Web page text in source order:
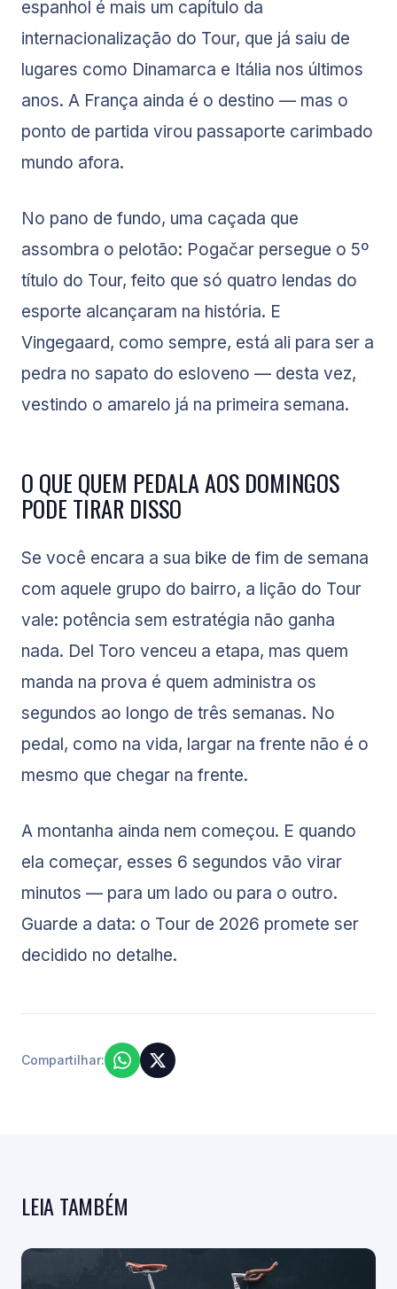
espanhol é mais um capítulo da
internacionalização do Tour, que já saiu de
lugares como Dinamarca e Itália nos últimos
anos. A França ainda é o destino — mas o
ponto de partida virou passaporte carimbado
mundo afora.
No pano de fundo, uma caçada que
assombra o pelotão: Pogačar persegue o 5º
título do Tour, feito que só quatro lendas do
esporte alcançaram na história. E
Vingegaard, como sempre, está ali para ser a
pedra no sapato do esloveno — desta vez,
vestindo o amarelo já na primeira semana.
O QUE QUEM PEDALA AOS DOMINGOS
PODE TIRAR DISSO
Se você encara a sua bike de fim de semana
com aquele grupo do bairro, a lição do Tour
vale: potência sem estratégia não ganha
nada. Del Toro venceu a etapa, mas quem
manda na prova é quem administra os
segundos ao longo de três semanas. No
pedal, como na vida, largar na frente não é o
mesmo que chegar na frente.
A montanha ainda nem começou. E quando
ela começar, esses 6 segundos vão virar
minutos — para um lado ou para o outro.
Guarde a data: o Tour de 2026 promete ser
decidido no detalhe.
Compartilhar:
LEIA TAMBÉM